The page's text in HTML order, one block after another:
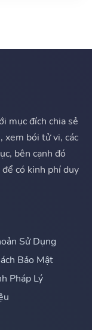
mục đích chia sẻ
xem bói tử vi, các
bên cạnh đó
có kinh phí duy
Sử Dụng
Bảo Mật
Pháp Lý